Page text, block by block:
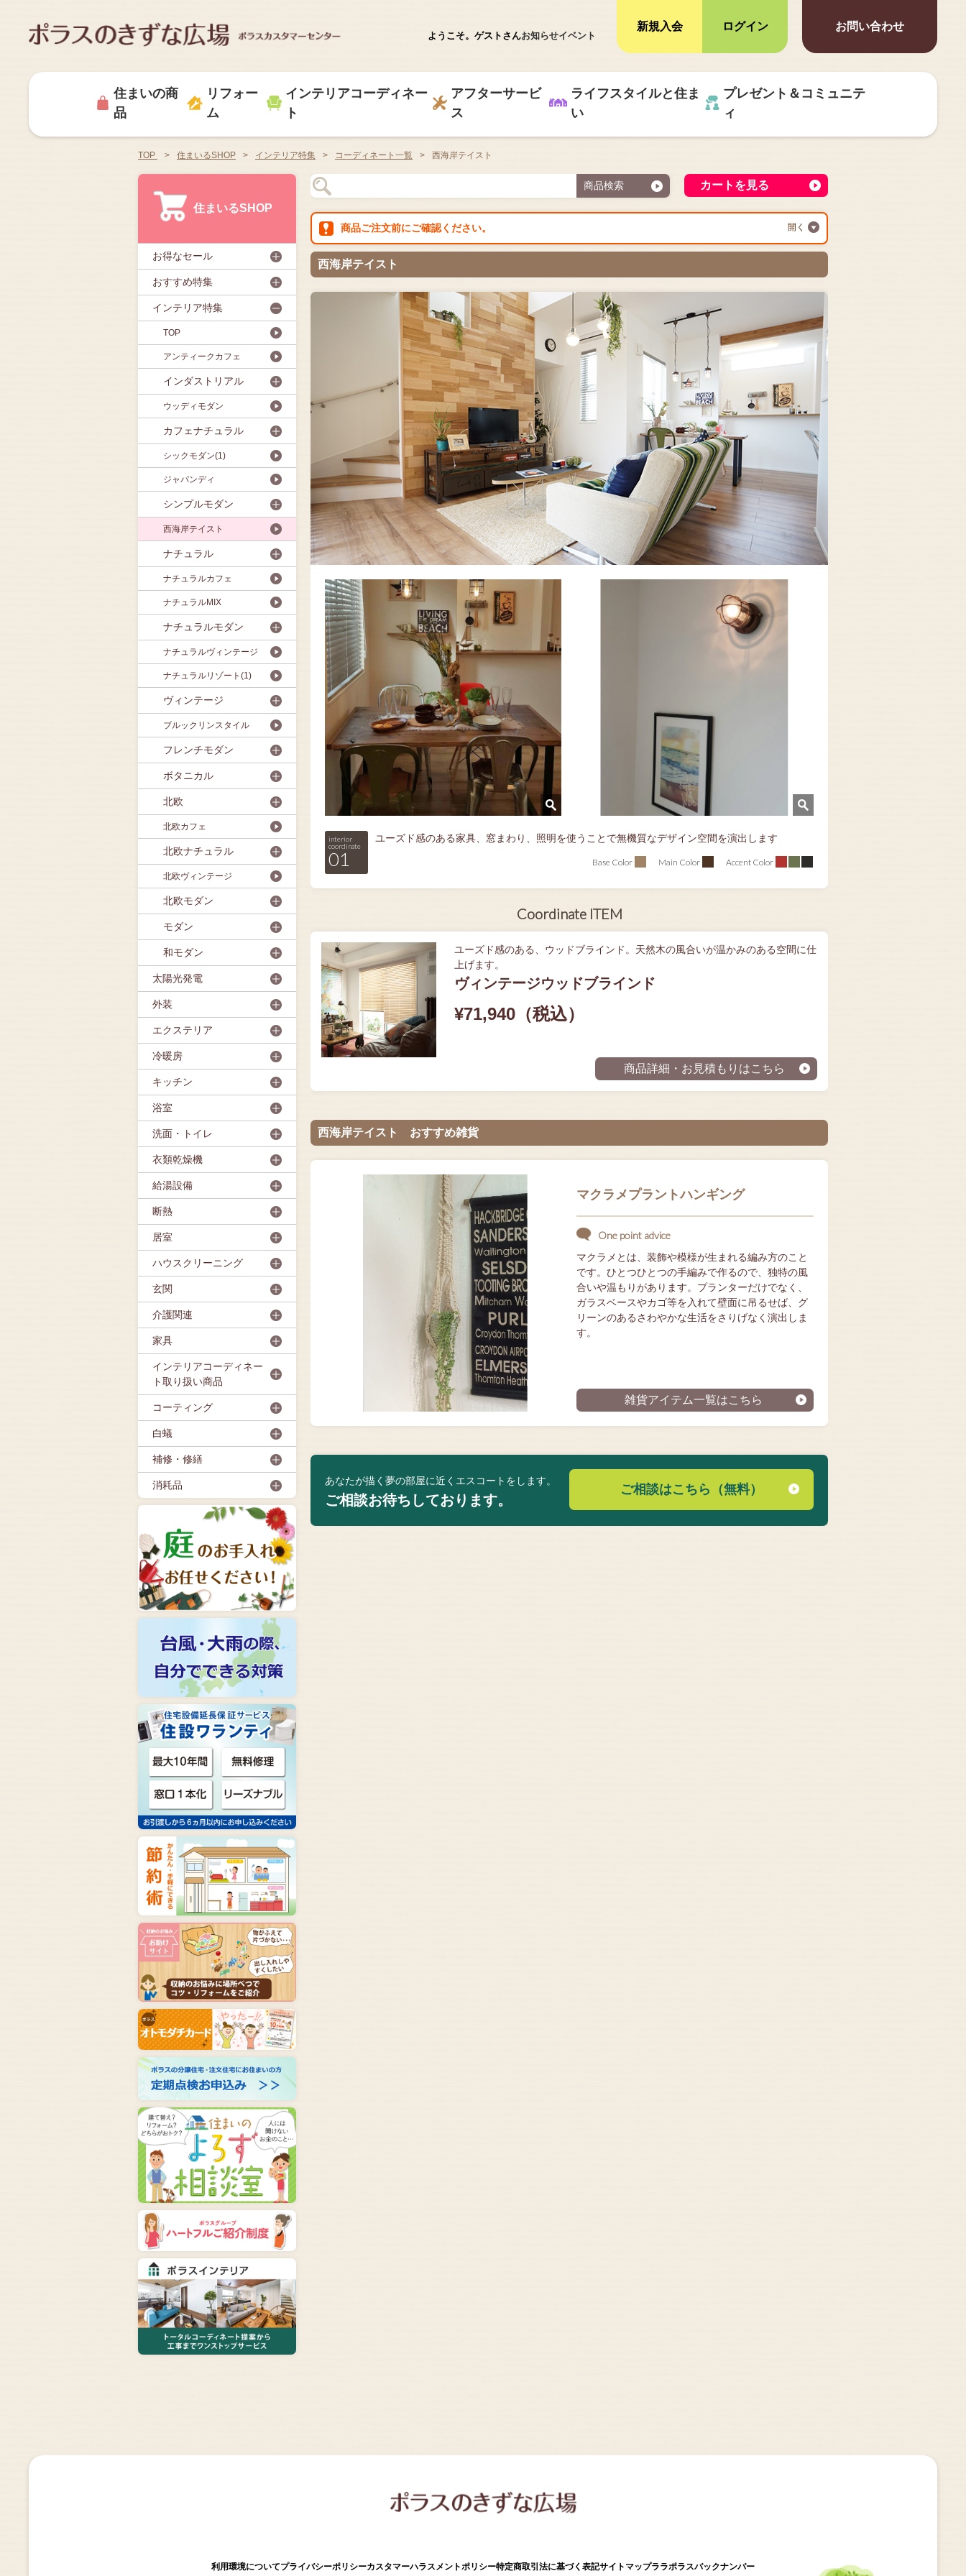
ようこそ。ゲストさんお知らせイベント
新規入会 ログイン お問い合わせ
住まいの商
品
リフォー
ム
インテリアコーディネー
ト
アフターサービ
ス
ライフスタイルと住ま
い
プレゼント＆コミュニテ
ィ
TOP > 住まいるSHOP > インテリア特集 > コーディネート一覧 > 西海岸テイスト
商品検索 カートを見る
商品ご注文前にご確認ください。 開く
西海岸テイスト
interior
coordinate
01
ユーズド感のある家具、窓まわり、照明を使うことで無機質なデザイン空間を演出します
Base Color Main Color Accent Color
Coordinate ITEM
ユーズド感のある、ウッドブラインド。天然木の風合いが温かみのある空間に仕
上げます。
ヴィンテージウッドブラインド
¥71,940（税込）
商品詳細・お見積もりはこちら
西海岸テイスト おすすめ雑貨
マクラメプラントハンギング
One point advice
マクラメとは、装飾や模様が生まれる編み方のこと
です。ひとつひとつの手編みで作るので、独特の風
合いや温もりがあります。プランターだけでなく、
ガラスベースやカゴ等を入れて壁面に吊るせば、グ
リーンのあるさわやかな生活をさりげなく演出しま
す。
雑貨アイテム一覧はこちら
あなたが描く夢の部屋に近くエスコートをします。
ご相談お待ちしております。
ご相談はこちら（無料）
住まいるSHOP
お得なセール
おすすめ特集
インテリア特集
TOP
アンティークカフェ
インダストリアル
ウッディモダン
カフェナチュラル
シックモダン(1)
ジャパンディ
シンプルモダン
西海岸テイスト
ナチュラル
ナチュラルカフェ
ナチュラルMIX
ナチュラルモダン
ナチュラルヴィンテージ
ナチュラルリゾート(1)
ヴィンテージ
ブルックリンスタイル
フレンチモダン
ボタニカル
北欧
北欧カフェ
北欧ナチュラル
北欧ヴィンテージ
北欧モダン
モダン
和モダン
太陽光発電
外装
エクステリア
冷暖房
キッチン
浴室
洗面・トイレ
衣類乾燥機
給湯設備
断熱
居室
ハウスクリーニング
玄関
介護関連
家具
インテリアコーディネー
ト取り扱い商品
コーティング
白蟻
補修・修繕
消耗品
利用環境についてプライバシーポリシーカスタマーハラスメントポリシー特定商取引法に基づく表記サイトマップララポラスバックナンバー